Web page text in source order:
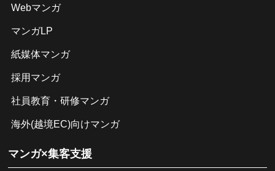
Webマンガ
マンガLP
紙媒体マンガ
採用マンガ
社員教育・研修マンガ
海外(越境EC)向けマンガ
マンガ×集客支援